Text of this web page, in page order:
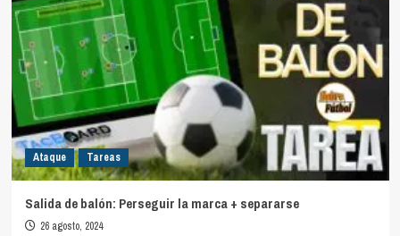
Ataque Tareas
Salida de balón: Perseguir la marca + separarse
26 agosto, 2024